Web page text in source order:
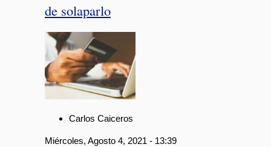
de solaparlo
Carlos Caiceros
Miércoles, Agosto 4, 2021 - 13:39